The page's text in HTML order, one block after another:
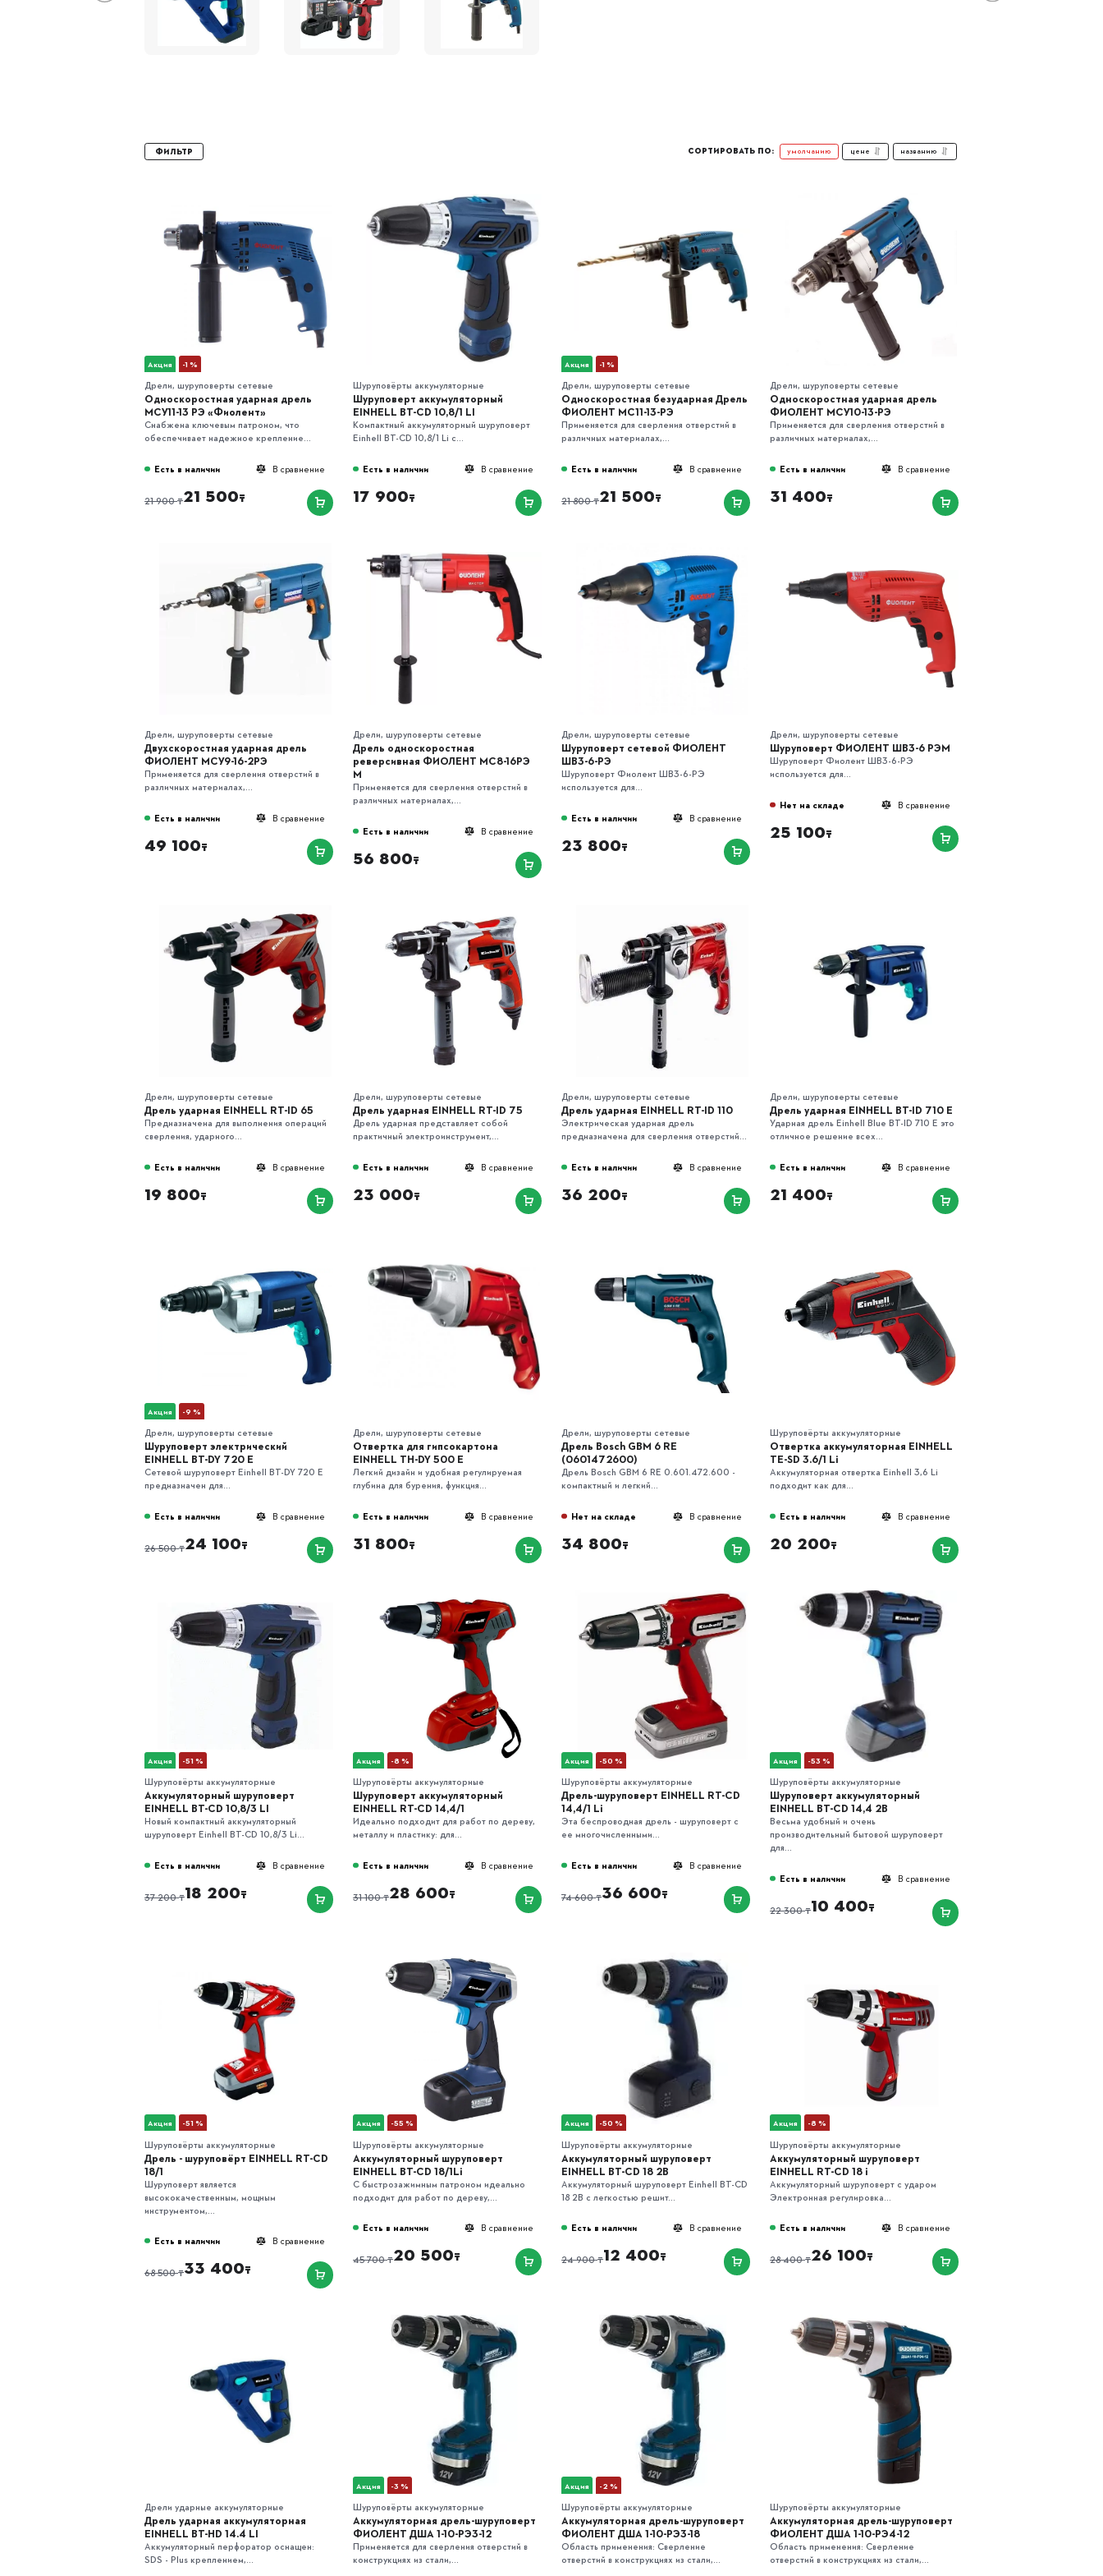
Фильтр СОРТИРОВАТЬ ПО: умолчанию цене названию
Акция -1 %
Дрели, шуруповерты сетевые
Односкоростная ударная дрель
МСУ11-13 РЭ «Фиолент»
Снабжена ключевым патроном, что
обеспечивает надежное крепление...
В сравнение
Есть в наличии
21 900 ₸21 500₸
Шуруповёрты аккумуляторные
Шуруповерт аккумуляторный
EINHELL BT-CD 10,8/1 LI
Компактный аккумуляторный шуруповерт
Einhell BT-CD 10,8/1 Li с...
В сравнение
Есть в наличии
17 900₸
Акция -1 %
Дрели, шуруповерты сетевые
Односкоростная безударная Дрель
ФИОЛЕНТ МС11-13-РЭ
Применяется для сверления отверстий в
различных материалах,...
В сравнение
Есть в наличии
21 800 ₸21 500₸
Дрели, шуруповерты сетевые
Односкоростная ударная дрель
ФИОЛЕНТ МСУ10-13-РЭ
Применяется для сверления отверстий в
различных материалах,...
В сравнение
Есть в наличии
31 400₸
Дрели, шуруповерты сетевые
Двухскоростная ударная дрель
ФИОЛЕНТ МСУ9-16-2РЭ
Применяется для сверления отверстий в
различных материалах,...
В сравнение
Есть в наличии
49 100₸
Дрели, шуруповерты сетевые
Дрель односкоростная
реверсивная ФИОЛЕНТ МС8-16РЭ
М
Применяется для сверления отверстий в
различных материалах,...
В сравнение
Есть в наличии
56 800₸
Дрели, шуруповерты сетевые
Шуруповерт сетевой ФИОЛЕНТ
ШВ3-6-РЭ
Шуруповерт Фиолент ШВ3-6-РЭ
используется для...
В сравнение
Есть в наличии
23 800₸
Дрели, шуруповерты сетевые
Шуруповерт ФИОЛЕНТ ШВ3-6 РЭМ
Шуруповерт Фиолент ШВ3-6-РЭ
используется для...
В сравнение
Нет на складе
25 100₸
Дрели, шуруповерты сетевые
Дрель ударная EINHELL RT-ID 65
Предназначена для выполнения операций
сверления, ударного...
В сравнение
Есть в наличии
19 800₸
Дрели, шуруповерты сетевые
Дрель ударная EINHELL RT-ID 75
Дрель ударная представляет собой
практичный электроинструмент,...
В сравнение
Есть в наличии
23 000₸
Дрели, шуруповерты сетевые
Дрель ударная EINHELL RT-ID 110
Электрическая ударная дрель
предназначена для сверления отверстий...
В сравнение
Есть в наличии
36 200₸
Дрели, шуруповерты сетевые
Дрель ударная EINHELL BT-ID 710 E
Ударная дрель Einhell Blue BT-ID 710 E это
отличное решение всех...
В сравнение
Есть в наличии
21 400₸
Акция -9 %
Дрели, шуруповерты сетевые
Шуруповерт электрический
EINHELL BT-DY 720 E
Сетевой шуруповерт Einhell BT-DY 720 E
предназначен для...
В сравнение
Есть в наличии
26 500 ₸24 100₸
Дрели, шуруповерты сетевые
Отвертка для гипсокартона
EINHELL TH-DY 500 E
Легкий дизайн и удобная регулируемая
глубина для бурения, функция...
В сравнение
Есть в наличии
31 800₸
Дрели, шуруповерты сетевые
Дрель Bosch GBM 6 RE
(0601472600)
Дрель Bosch GBM 6 RE 0.601.472.600 -
компактный и легкий...
В сравнение
Нет на складе
34 800₸
Шуруповёрты аккумуляторные
Отвертка аккумуляторная EINHELL
TE-SD 3.6/1 Li
Аккумуляторная отвертка Einhell 3,6 Li
подходит как для...
В сравнение
Есть в наличии
20 200₸
Акция -51 %
Шуруповёрты аккумуляторные
Аккумуляторный шуруповерт
EINHELL BT-CD 10,8/3 LI
Новый компактный аккумуляторный
шуруповерт Einhell BT-CD 10,8/3 Li...
В сравнение
Есть в наличии
37 200 ₸18 200₸
Акция -8 %
Шуруповёрты аккумуляторные
Шуруповерт аккумуляторный
EINHELL RT-CD 14,4/1
Идеально подходит для работ по дереву,
металлу и пластику: для...
В сравнение
Есть в наличии
31 100 ₸28 600₸
Акция -50 %
Шуруповёрты аккумуляторные
Дрель-шуруповерт EINHELL RT-CD
14,4/1 Li
Эта беспроводная дрель - шуруповерт с
ее многочисленными...
В сравнение
Есть в наличии
74 600 ₸36 600₸
Акция -53 %
Шуруповёрты аккумуляторные
Шуруповерт аккумуляторный
EINHELL BT-CD 14,4 2B
Весьма удобный и очень
производительный бытовой шуруповерт
для...
В сравнение
Есть в наличии
22 300 ₸10 400₸
Акция -51 %
Шуруповёрты аккумуляторные
Дрель - шуруповёрт EINHELL RT-CD
18/1
Шуруповерт является
высококачественным, мощным
инструментом,...
В сравнение
Есть в наличии
68 500 ₸33 400₸
Акция -55 %
Шуруповёрты аккумуляторные
Аккумуляторный шуруповерт
EINHELL BT-CD 18/1Li
С быстрозажимным патроном идеально
подходит для работ по дереву,...
В сравнение
Есть в наличии
45 700 ₸20 500₸
Акция -50 %
Шуруповёрты аккумуляторные
Аккумуляторный шуруповерт
EINHELL BT-CD 18 2B
Аккумуляторный шуруповерт Einhell BT-CD
18 2B с легкостью решит...
В сравнение
Есть в наличии
24 900 ₸12 400₸
Акция -8 %
Шуруповёрты аккумуляторные
Аккумуляторный шуруповерт
EINHELL RT-CD 18 i
Аккумуляторный шуруповерт с ударом
Электронная регулировка...
В сравнение
Есть в наличии
28 400 ₸26 100₸
Дрели ударные аккумуляторные
Дрель ударная аккумуляторная
EINHELL BT-HD 14.4 LI
Аккумуляторный перфоратор оснащен:
SDS - Plus креплением,...
Акция -3 %
Шуруповёрты аккумуляторные
Аккумуляторная дрель-шуруповерт
ФИОЛЕНТ ДША 1-10-РЭ3-12
Применяется для сверления отверстий в
конструкциях из стали,...
Акция -2 %
Шуруповёрты аккумуляторные
Аккумуляторная дрель-шуруповерт
ФИОЛЕНТ ДША 1-10-РЭ3-18
Область применения: Сверление
отверстий в конструкциях из стали,...
Шуруповёрты аккумуляторные
Аккумуляторная дрель-шуруповерт
ФИОЛЕНТ ДША 1-10-РЭ4-12
Область применения: Сверление
отверстий в конструкциях из стали,...